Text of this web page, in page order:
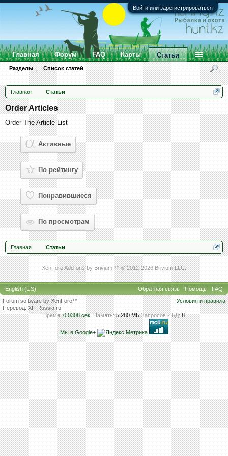
Войти или зарегистрироваться
Главная Статьи
Order Articles
Order The Article List
Активные
По рейтингу
Понравившиеся
По просмотрам
Главная Статьи
XenForo Add-ons by Brivium ™ © 2012-2026 Brivium LLC.
Главная Форум FAQ Карты Статьи
Разделы Список статей
English (US) Обратная связь Помощь
FAQ
Условия и правила
Forum software by XenForo™
Перевод:XF-Russia.ru
Время: 0,0308 сек. Память: 5,280 МБ Запросов к БД: 8
Мы в Google+